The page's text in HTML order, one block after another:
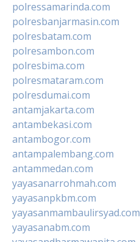
polressamarinda.com
polresbanjarmasin.com
polresbatam.com
polresambon.com
polresbima.com
polresmataram.com
polresdumai.com
antamjakarta.com
antambekasi.com
antambogor.com
antampalembang.com
antammedan.com
yayasanarrohmah.com
yayasanpkbm.com
yayasanmambaulirsyad.com
yayasanabm.com